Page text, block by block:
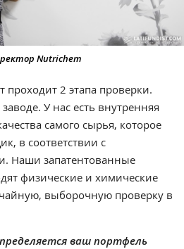
Nutrichem
проходит 2 этапа проверки.
У нас есть внутренняя
самого сырья, которое
в соответствии с
Наши запатентованные
физические и химические
выборочную проверку в
ваш портфель